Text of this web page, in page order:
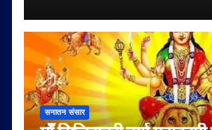
सनातन संसार